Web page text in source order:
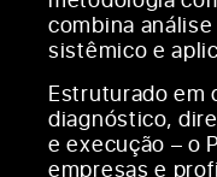
combina
sistêmico e
Estruturado em
diagnóstico,
e execução – o
empresas e